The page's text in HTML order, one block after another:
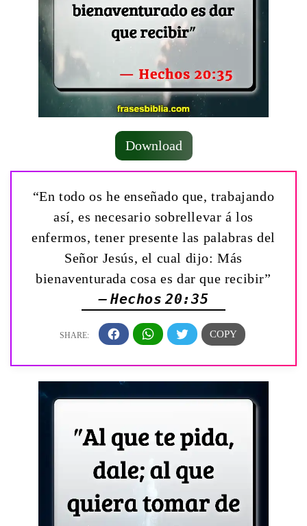
Download
“En todo os he enseñado que, trabajando
así, es necesario sobrellevar á los
enfermos, tener presente las palabras del
Señor Jesús, el cual dijo: Más
bienaventurada cosa es dar que recibir”
— Hechos 20:35